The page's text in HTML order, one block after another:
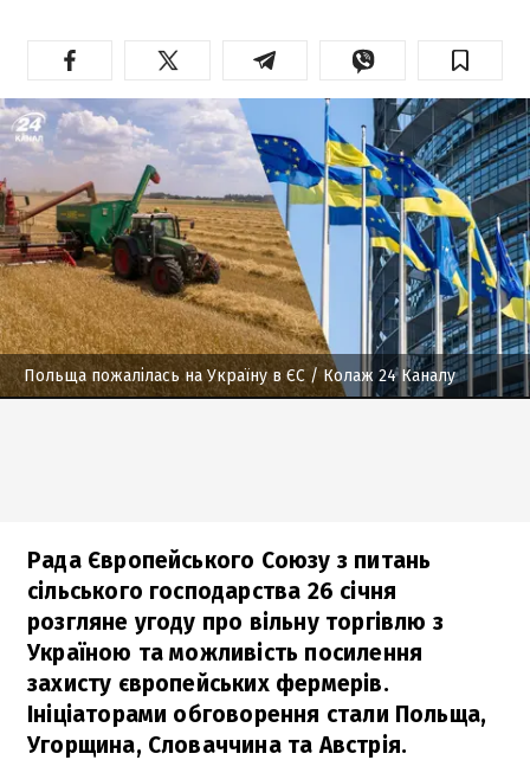
Польща пожалілась на Україну в ЄС/ Колаж 24 Каналу
Рада Європейського Союзу з питань
сільського господарства 26 січня
розгляне угоду про вільну торгівлю з
Україною та можливість посилення
захисту європейських фермерів.
Ініціаторами обговорення стали Польща,
Угорщина, Словаччина та Австрія.